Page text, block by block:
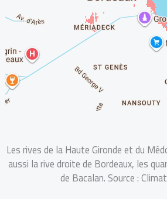
Les rives de la Haute Gironde et du
aussi la rive droite de Bordeaux, les
de Bacalan. Source :